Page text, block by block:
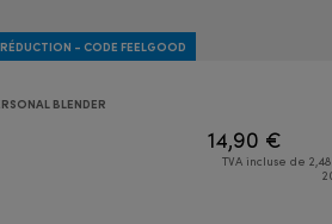
- CODE FEELGOOD
BLENDER
14,90 €
TVA incluse de